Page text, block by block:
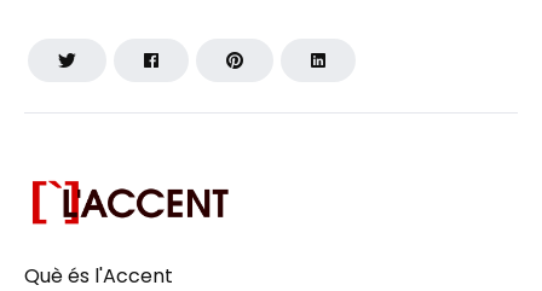
Què és l'Accent